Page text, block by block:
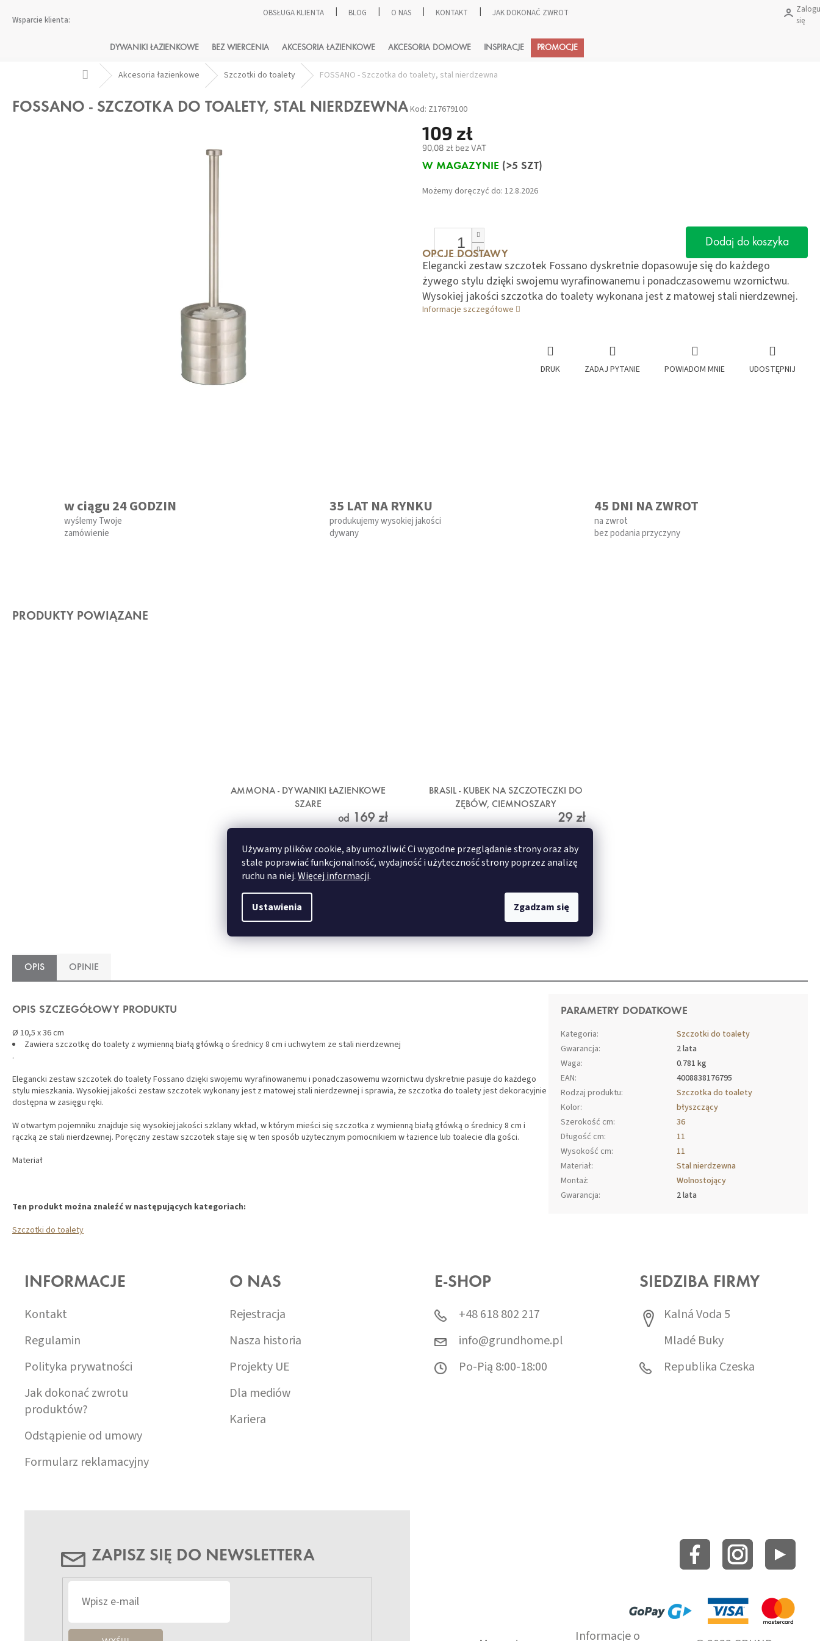
Używamy plików cookie, aby umożliwić Ci wygodne przeglądanie strony oraz aby
stale poprawiać funkcjonalność, wydajność i użyteczność strony poprzez analizę
ruchu na niej.Więcej informacji.
Ustawienia Zgadzam się
OBSŁUGA KLIENTA BLOG O NAS KONTAKT JAK DOKONAĆ ZWROTU PRODUKTÓW?
się
Koszyk
DYWANIKI ŁAZIENKOWE BEZ WIERCENIA AKCESORIA ŁAZIENKOWE AKCESORIA DOMOWE INSPIRACJE PROMOCJE
Home Akcesoria łazienkowe Szczotki do toalety FOSSANO - Szczotka do toalety, stal nierdzewna
FOSSANO - SZCZOTKA DO TOALETY, STAL NIERDZEWNAKod: Z17679100
109 zł
90,08 zł bez VAT
Cena
W MAGAZYNIE (>5 SZT)
Możemy doręczyć do: 12.8.2026
OPCJE DOSTAWY
Dodaj do koszyka
Elegancki zestaw szczotek Fossano dyskretnie dopasowuje się do każdego
żywego stylu dzięki swojemu wyrafinowanemu i ponadczasowemu wzornictwu.
Wysokiej jakości szczotka do toalety wykonana jest z matowej stali nierdzewnej.
Informacje szczegółowe
DRUK ZADAJ PYTANIE POWIADOM MNIE UDOSTĘPNIJ
w ciągu 24 GODZIN
wyślemy Twoje
zamówienie
35 LAT NA RYNKU
produkujemy wysokiej jakości
dywany
45 DNI NA ZWROT
na zwrot
bez podania przyczyny
PRODUKTY POWIĄZANE
AMMONA - DYWANIKI ŁAZIENKOWE
SZARE
od169 zł
SZCZEGÓŁY
50x60 cm 60x100 cm
BRASIL - KUBEK NA SZCZOTECZKI DO
ZĘBÓW, CIEMNOSZARY
29 zł
SZCZEGÓŁY
OPIS OPINIE
OPIS SZCZEGÓŁOWY PRODUKTU
Ø 10,5 x 36 cm
Zawiera szczotkę do toalety z wymienną białą główką o średnicy 8 cm i uchwytem ze stali nierdzewnej
.
Elegancki zestaw szczotek do toalety Fossano dzięki swojemu wyrafinowanemu i ponadczasowemu wzornictwu dyskretnie pasuje do każdego
stylu mieszkania. Wysokiej jakości zestaw szczotek wykonany jest z matowej stali nierdzewnej i sprawia, że szczotka do toalety jest dekoracyjnie
dostępna w zasięgu ręki.
W otwartym pojemniku znajduje się wysokiej jakości szklany wkład, w którym mieści się szczotka z wymienną białą główką o średnicy 8 cm i
rączką ze stali nierdzewnej. Poręczny zestaw szczotek staje się w ten sposób użytecznym pomocnikiem w łazience lub toalecie dla gości.
Materiał
Ten produkt można znaleźć w następujących kategoriach:
Szczotki do toalety
PARAMETRY DODATKOWE
Kategoria:
Szczotki do toalety
Gwarancja:
2 lata
Waga:
0.781 kg
EAN:
4008838176795
Rodzaj produktu:
Szczotka do toalety
Kolor:
błyszczący
Szerokość cm:
36
Długość cm:
11
Wysokość cm:
11
Materiał:
Stal nierdzewna
Montaż:
Wolnostojący
Gwarancja: 2 lata
INFORMACJE
Kontakt
Regulamin
Polityka prywatności
Jak dokonać zwrotu
produktów?
Odstąpienie od umowy
Formularz reklamacyjny
O NAS
Rejestracja
Nasza historia
Projekty UE
Dla mediów
Kariera
E-SHOP
+48 618 802 217
info@grundhome.pl
Po-Pią 8:00-18:00
SIEDZIBA FIRMY
Kalná Voda 5
Mladé Buky
Republika Czeska
ZAPISZ SIĘ DO NEWSLETTERA
Informacje o